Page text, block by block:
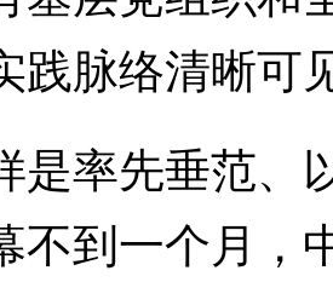
践脉络清晰可
率先垂范、
不到一个月，